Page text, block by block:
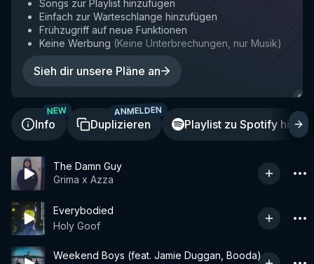
Songs zur Playlist hinzufügen
Einfach zur Warteschlange hinzufügen
Frühzugriff auf neue Funktionen
Keine Werbung (Keine Unterbrechungen, nur Musik)
Sieh dir unsere Pläne an
Info
NEW
Duplizieren
ANMELDEN
Playlist zu Spotify
The Damn Guy
Grima x Azza
Everybodied
Holy Goof
Weekend Boys (feat. Jamie Duggan, Booda)